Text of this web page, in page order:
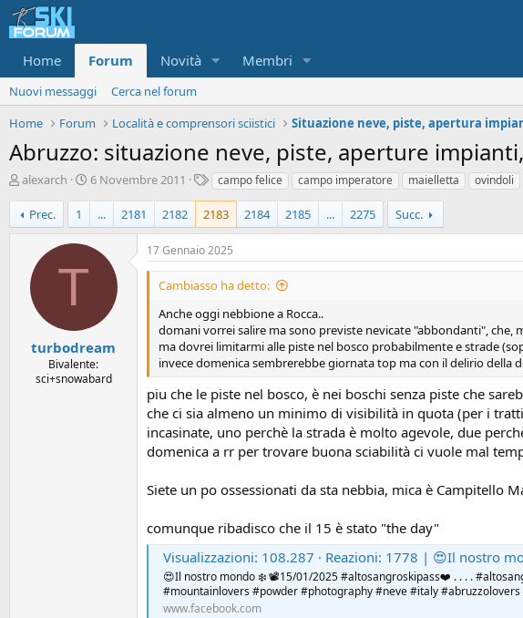
Home Forum Novità Membri
Nuovi messaggi
Cerca nel forum
Home
Forum Località e comprensori sciistici
Abruzzo: situazione neve, piste, aperture
A
t
o
alexarch
D
a
d
z
i
o
6 Novembre 2011
T
g
campo felice campo imperatore maielletta ovindoli
Prec. 1 ... 2181 2182 2183 2184 2185 ... 2275 Succ.
T
turbodream
Bivalente:
sci+snowabard
17 Gennaio 2025
Cambiasso ha detto:
Anche oggi nebbione a Rocca..
domani vorrei salire ma sono previste nevicate "abbondanti", che,
ma dovrei limitarmi alle piste nel bosco probabilmente e strade
invece domenica sembrerebbe giornata top ma con il delirio della
piu che le piste nel bosco, è nei boschi senza piste che
che ci sia almeno un minimo di visibilità in quota (per i
incasinate, uno perchè la strada è molto agevole, due
domenica a rr per trovare buona sciabilità ci vuole mal
Siete un po ossessionati da sta nebbia, mica è Campitello
comunque ribadisco che il 15 è stato "the day"
Visualizzazioni: 108.287 · Reazioni: 1778 | 😍Il nostro mondo ❄️ 📽15/01/2025 #altosangroskipass❤️ . . . . #altosangroskipass #abruzzo #snowlife #mountainlovers
😍Il nostro mondo ❄️ 📽15/01/2025 #altosangroskipass❤️ . . . .
#mountainlovers #powder #photography #neve #italy
www.facebook.com